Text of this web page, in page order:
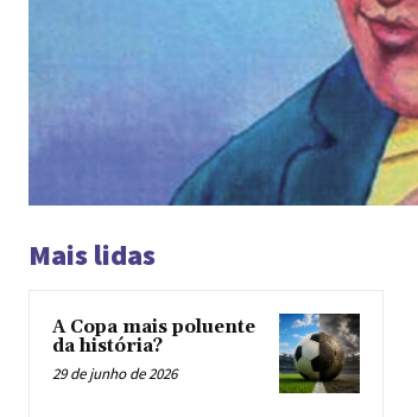
Mais lidas
A Copa mais poluente
da história?
29 de junho de 2026